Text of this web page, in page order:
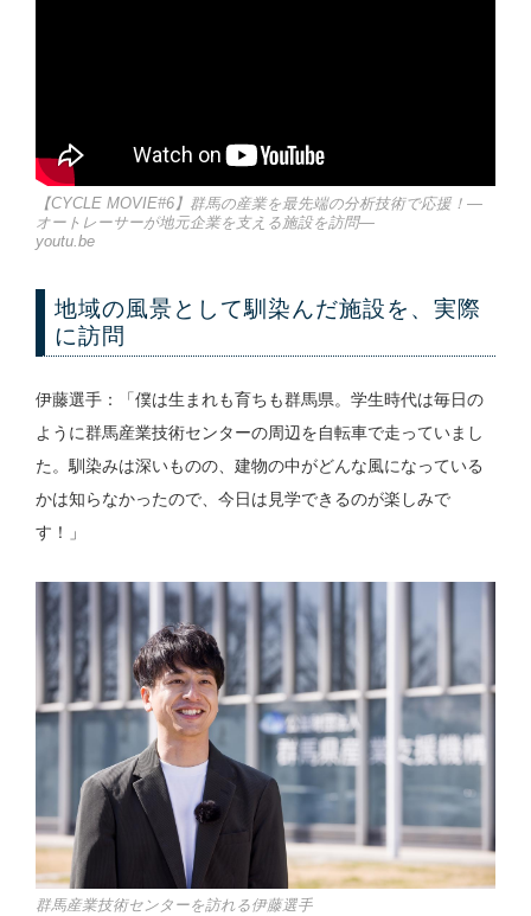
【CYCLE MOVIE#6】群馬の産業を最先端の分析技術で応援！―
オートレーサーが地元企業を支える施設を訪問―
youtu.be
地域の風景として馴染んだ施設を、実際
に訪問
伊藤選手：「僕は生まれも育ちも群馬県。学生時代は毎日の
ように群馬産業技術センターの周辺を自転車で走っていまし
た。馴染みは深いものの、建物の中がどんな風になっている
かは知らなかったので、今日は見学できるのが楽しみで
す！」
群馬産業技術センターを訪れる伊藤選手